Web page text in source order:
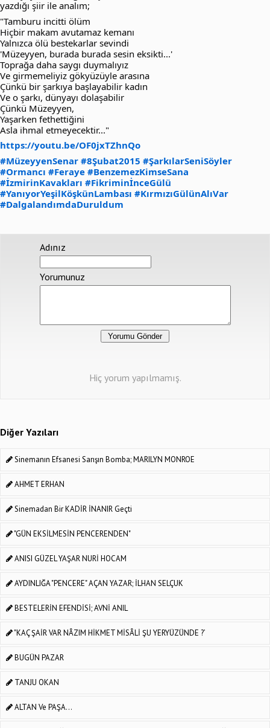
yazdığı şiir ile analım;
"Tamburu incitti ölüm
Hiçbir makam avutamaz kemanı
Yalnızca ölü bestekarlar sevindi
'Müzeyyen, burada burada sesin eksikti...'
Toprağa daha saygı duymalıyız
Ve girmemeliyiz gökyüzüyle arasına
Çünkü bir şarkıya başlayabilir kadın
Ve o şarkı, dünyayı dolaşabilir
Çünkü Müzeyyen,
Yaşarken fethettiğini
Asla ihmal etmeyecektir..."
https://youtu.be/OF0jxTZhnQo
#MüzeyyenSenar #8Şubat2015 #ŞarkılarSeniSöyler
#Ormancı #Feraye #BenzemezKimseSana
#İzmirinKavakları #FikriminİnceGülü
#YanıyorYeşilKöşkünLambası #KırmızıGülünAlıVar
#DalgalandımdaDuruldum
Adınız
Yorumunuz
Hiç yorum yapılmamış.
Diğer Yazıları
Sinemanın Efsanesi Sarışın Bomba; MARILYN MONROE
AHMET ERHAN
Sinemadan Bir KADİR İNANIR Geçti
"GÜN EKSİLMESİN PENCERENDEN"
ANISI GÜZEL YAŞAR NURİ HOCAM
AYDINLIĞA "PENCERE" AÇAN YAZAR; İLHAN SELÇUK
BESTELERİN EFENDİSİ; AVNİ ANIL
"KAÇ ŞAİR VAR NÂZIM HİKMET MİSÂLİ ŞU YERYÜZÜNDE ?’
BUGÜN PAZAR
TANJU OKAN
ALTAN Ve PAŞA...